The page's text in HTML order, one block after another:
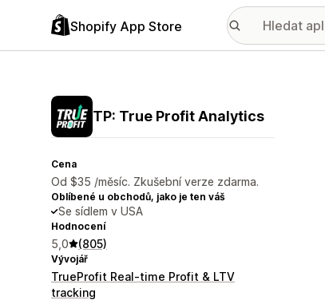
Shopify App Store
TP: True Profit Analytics
Cena
Od $35 /měsíc. Zkušební verze zdarma.
Oblíbené u obchodů, jako je ten váš
Se sídlem v USA
Hodnocení
5,0 (805)
Vývojář
TrueProfit Real-time Profit & LTV
tracking